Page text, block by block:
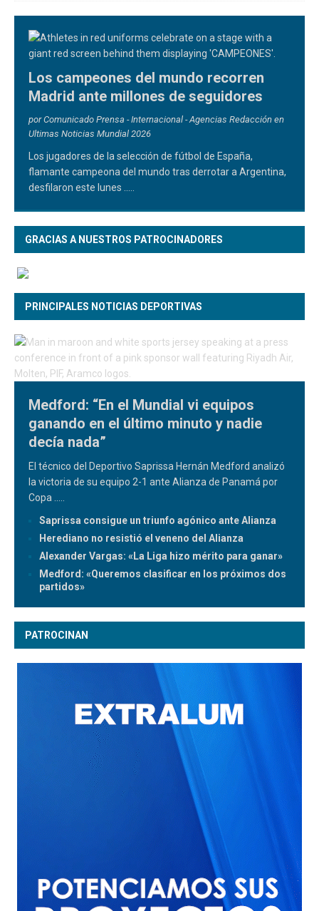
Los campeones del mundo recorren
Madrid ante millones de seguidores
por Comunicado Prensa - Internacional - Agencias Redacción en
Ultimas Noticias Mundial 2026
Los jugadores de la selección de fútbol de España,
flamante campeona del mundo tras derrotar a Argentina,
desfilaron este lunes
GRACIAS A NUESTROS PATROCINADORES
PRINCIPALES NOTICIAS DEPORTIVAS
Medford: “En el Mundial vi equipos
ganando en el último minuto y nadie
decía nada”
El técnico del Deportivo Saprissa Hernán Medford analizó
la victoria de su equipo 2-1 ante Alianza de Panamá por
Copa
Saprissa consigue un triunfo agónico ante Alianza
Herediano no resistió el veneno del Alianza
Alexander Vargas: «La Liga hizo mérito para ganar»
Medford: «Queremos clasificar en los próximos dos
partidos»
PATROCINAN